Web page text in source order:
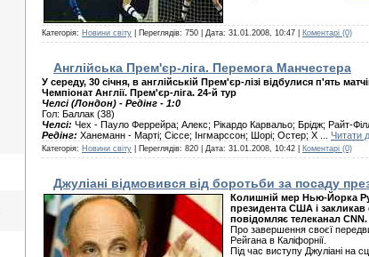
Категорія: Новини світу | Переглядів: 750 | Дата: 31.01.2008, 10:47 Коментарі (0)
Англійська Прем'єр-ліга. Перемога Манчестера
У середу, 30 січня, в англійській Прем'єр-лізі відбулися п'ять
Чемпіонат Англії. Прем'єр-ліга. 24-й тур
Челсі (Лондон) - Редінг - 1:0
Гол: Баллак (38)
Челсі: Чех - Пауло Феррейра; Алекс; Рікардо Карвальо; Брідж; Райт-
Редінг: Ханеманн - Марті; Сіссе; Інгмарссон; Шорі; Остер; Х Читати
Категорія: Новини світу | Переглядів: 820 | Дата: 31.01.2008, 10:42 Коментарі (0)
Джуліані відмовився від боротьби за посаду
Колишній мер Нью-Йорка
президента США і закликав
повідомляє телеканал CNN.
Про завершення своєї
Рейгана в Каліфорнії.
Під час виступу Джуліані на